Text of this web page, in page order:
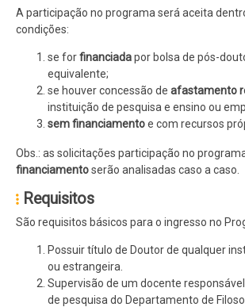
A participação no programa será aceita
condições:
se forfinanciadapor bolsa de pós-
equivalente;
se houver concessão de afastamento
instituição de pesquisa e ensino ou
sem financiamentoe com recursos
Obs.: as solicitações participação no
financiamentoserão analisadas caso a caso.
Requisitos
São requisitos básicos para o ingresso no
Possuir título de Doutor de qualquer
ou estrangeira.
Supervisão de um docente
de pesquisa do Departamento de